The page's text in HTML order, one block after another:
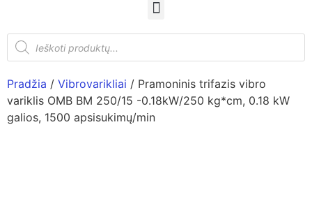
Pradžia / Vibrovarikliai / Pramoninis trifazis vibro
variklis OMB BM 250/15 -0.18kW/250 kg*cm, 0.18 kW
galios, 1500 apsisukimų/min